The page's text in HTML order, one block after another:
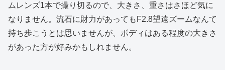
ムレンズ1本で撮り切るので、大きさ、重さはさほど気に
なりません。流石に財力があってもF2.8望遠ズームなんて
持ち歩こうとは思いませんが、ボディはある程度の大きさ
があった方が好みかもしれません。